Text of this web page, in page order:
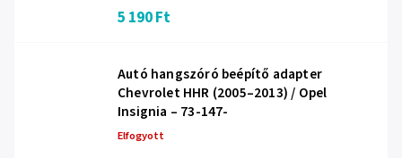
5 190 Ft
Autó hangszóró beépítő adapter
Chevrolet HHR (2005–2013) / Opel
Insignia – 73-147-
Elfogyott